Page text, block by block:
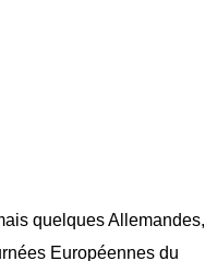
quelques Allemandes,
Européennes du